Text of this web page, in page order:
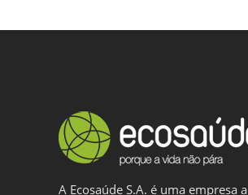
A Ecosaúde S.A. é uma empresa